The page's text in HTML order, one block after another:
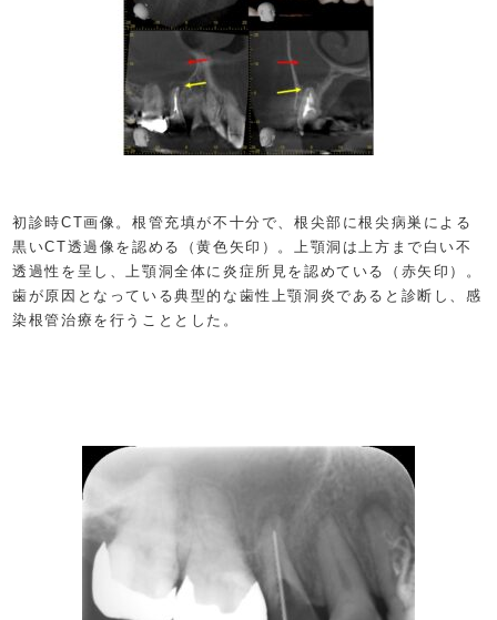
初診時CT画像。根管充填が不十分で、根尖部に根尖病巣による
黒いCT透過像を認める（黄色矢印）。上顎洞は上方まで白い不
透過性を呈し、上顎洞全体に炎症所見を認めている（赤矢印）。
歯が原因となっている典型的な歯性上顎洞炎であると診断し、感
染根管治療を行うこととした。